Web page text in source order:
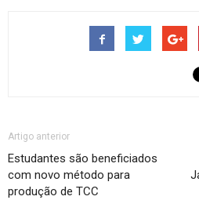
Artigo anterior
Estudantes são beneficiados
com novo método para
produção de TCC